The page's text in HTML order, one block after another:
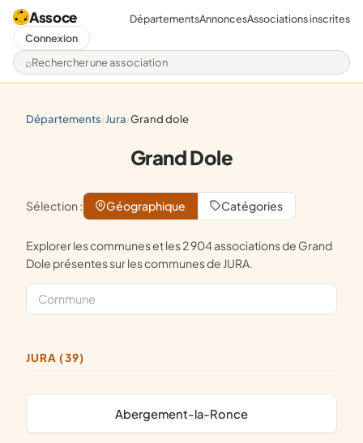
Assoce
Rechercher une association
DépartementsAnnoncesAssociations inscrites
Connexion
départements/ jura/ grand dole
Grand Dole
Sélection : Géographique Catégories
Explorer les communes et les 2 904 associations de Grand
Dole présentes sur les communes de JURA.
JURA (39)
Abergement-la-Ronce